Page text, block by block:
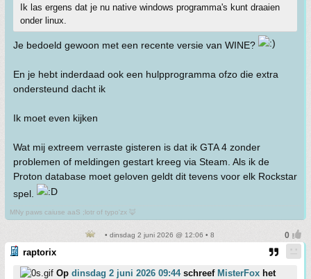
Ik las ergens dat je nu native windows programma's kunt draaien
onder linux.
Je bedoeld gewoon met een recente versie van WINE?
En je hebt inderdaad ook een hulpprogramma ofzo die extra
ondersteund dacht ik
Ik moet even kijken
Wat mij extreem verraste gisteren is dat ik GTA 4 zonder
problemen of meldingen gestart kreeg via Steam. Als ik de
Proton database moet geloven geldt dit tevens voor elk Rockstar
spel.
MNy paws caiuse aaS ;lotr of typo'zx 🦊
• dinsdag 2 juni 2026 @ 12:06 • 8
raptorix
Op dinsdag 2 juni 2026 09:44schreef MisterFox het